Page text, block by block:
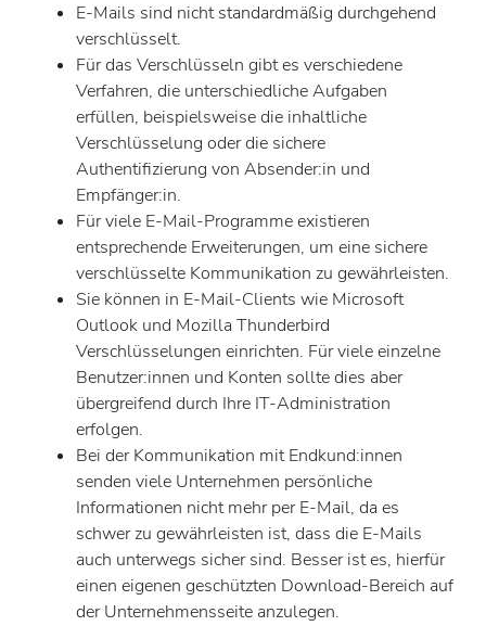
E-Mails sind nicht standardmäßig durchgehend
verschlüsselt.
Für das Verschlüsseln gibt es verschiedene
Verfahren, die unterschiedliche Aufgaben
erfüllen, beispielsweise die inhaltliche
Verschlüsselung oder die sichere
Authentifizierung von Absender:in und
Empfänger:in.
Für viele E-Mail-Programme existieren
entsprechende Erweiterungen, um eine sichere
verschlüsselte Kommunikation zu gewährleisten.
Sie können in E-Mail-Clients wie Microsoft
Outlook und Mozilla Thunderbird
Verschlüsselungen einrichten. Für viele einzelne
Benutzer:innen und Konten sollte dies aber
übergreifend durch Ihre IT-Administration
erfolgen.
Bei der Kommunikation mit Endkund:innen
senden viele Unternehmen persönliche
Informationen nicht mehr per E-Mail, da es
schwer zu gewährleisten ist, dass die E-Mails
auch unterwegs sicher sind. Besser ist es, hierfür
einen eigenen geschützten Download-Bereich auf
der Unternehmensseite anzulegen.